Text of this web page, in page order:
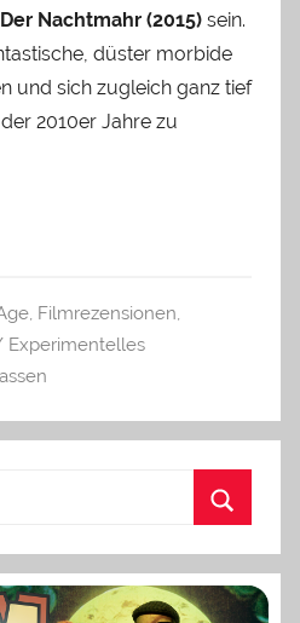
Der Nachtmahr (2015) sein.
düster morbide
und sich zugleich ganz tief
2010er Jahre zu
, Filmrezensionen,
Experimentelles